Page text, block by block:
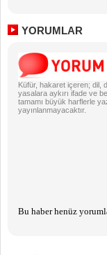
YORUMLAR
Küfür, hakaret içeren; dil,
yasalara aykırı ifade ve
tamamı büyük harflerle
yayınlanmayacaktır.
Bu haber henüz